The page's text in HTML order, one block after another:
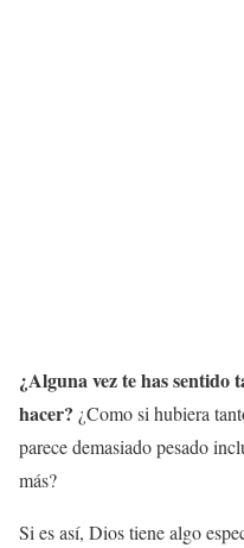
¿Alguna vez te has sentido
hacer? ¿Como si hubiera
parece demasiado pesado
más?
Si es así, Dios tiene algo